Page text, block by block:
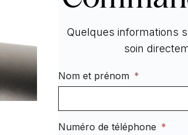
Quelques informations
soin
Nom et prénom *
Numéro de téléphone *